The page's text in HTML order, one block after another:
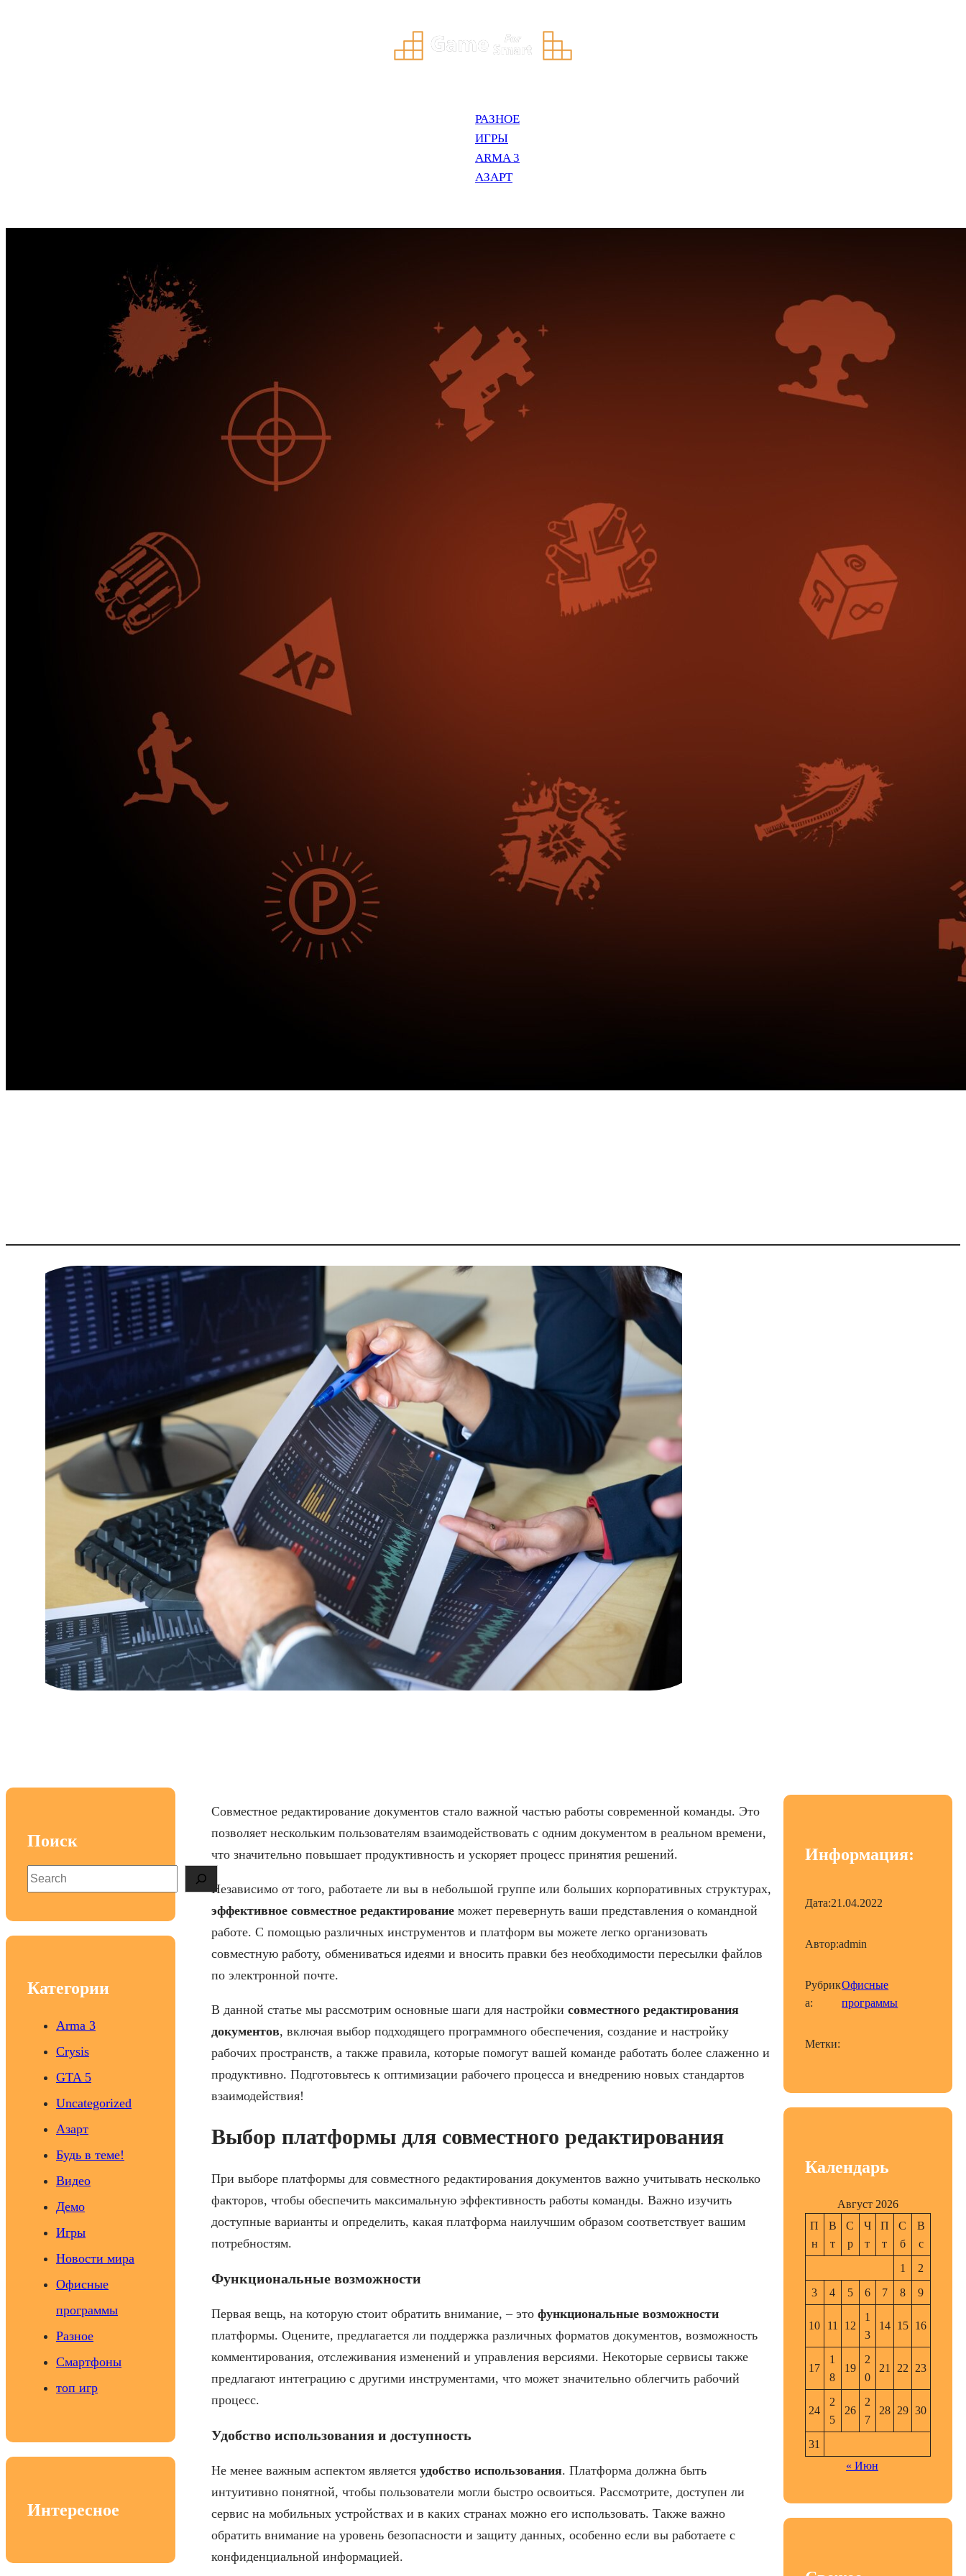
РАЗНОЕ
ИГРЫ
ARMA 3
АЗАРТ
Поиск
S
e
Категории
Arma 3
Crysis
GTA 5
Uncategorized
Азарт
Будь в теме!
Видео
Демо
Игры
Новости мира
Офисные
программы
Разное
Смартфоны
топ игр
Интересное
Совместное редактирование документов стало важной частью работы современной команды. Это
позволяет нескольким пользователям взаимодействовать с одним документом в реальном времени,
что значительно повышает продуктивность и ускоряет процесс принятия решений.
Независимо от того, работаете ли вы в небольшой группе или больших корпоративных структурах,
эффективное совместное редактированиеможет перевернуть ваши представления о командной
работе. С помощью различных инструментов и платформ вы можете легко организовать
совместную работу, обмениваться идеями и вносить правки без необходимости пересылки файлов
по электронной почте.
В данной статье мы рассмотрим основные шаги для настройки совместного редактирования
документов, включая выбор подходящего программного обеспечения, создание и настройку
рабочих пространств, а также правила, которые помогут вашей команде работать более слаженно и
продуктивно. Подготовьтесь к оптимизации рабочего процесса и внедрению новых стандартов
взаимодействия!
Выбор платформы для совместного редактирования
При выборе платформы для совместного редактирования документов важно учитывать несколько
факторов, чтобы обеспечить максимальную эффективность работы команды. Важно изучить
доступные варианты и определить, какая платформа наилучшим образом соответствует вашим
потребностям.
Функциональные возможности
Первая вещь, на которую стоит обратить внимание, – это функциональные возможности
платформы. Оцените, предлагается ли поддержка различных форматов документов, возможность
комментирования, отслеживания изменений и управления версиями. Некоторые сервисы также
предлагают интеграцию с другими инструментами, что может значительно облегчить рабочий
процесс.
Удобство использования и доступность
Не менее важным аспектом является удобство использования. Платформа должна быть
интуитивно понятной, чтобы пользователи могли быстро освоиться. Рассмотрите, доступен ли
сервис на мобильных устройствах и в каких странах можно его использовать. Также важно
обратить внимание на уровень безопасности и защиту данных, особенно если вы работаете с
конфиденциальной информацией.
Информация:
Дата:21.04.2022
Автор:admin
Рубрик
а:
Офисные
программы
Метки:
Календарь
Август 2026
П
н
В
т
С
р
Ч
т
П
т
С
б
В
с
1
2
3
4 5 6 7 8 9
10 11 12
1
3
14 15 16
17
1
8
19
2
0
21 22 23
24
2
5
26
2
7
28 29 30
31
« Июн